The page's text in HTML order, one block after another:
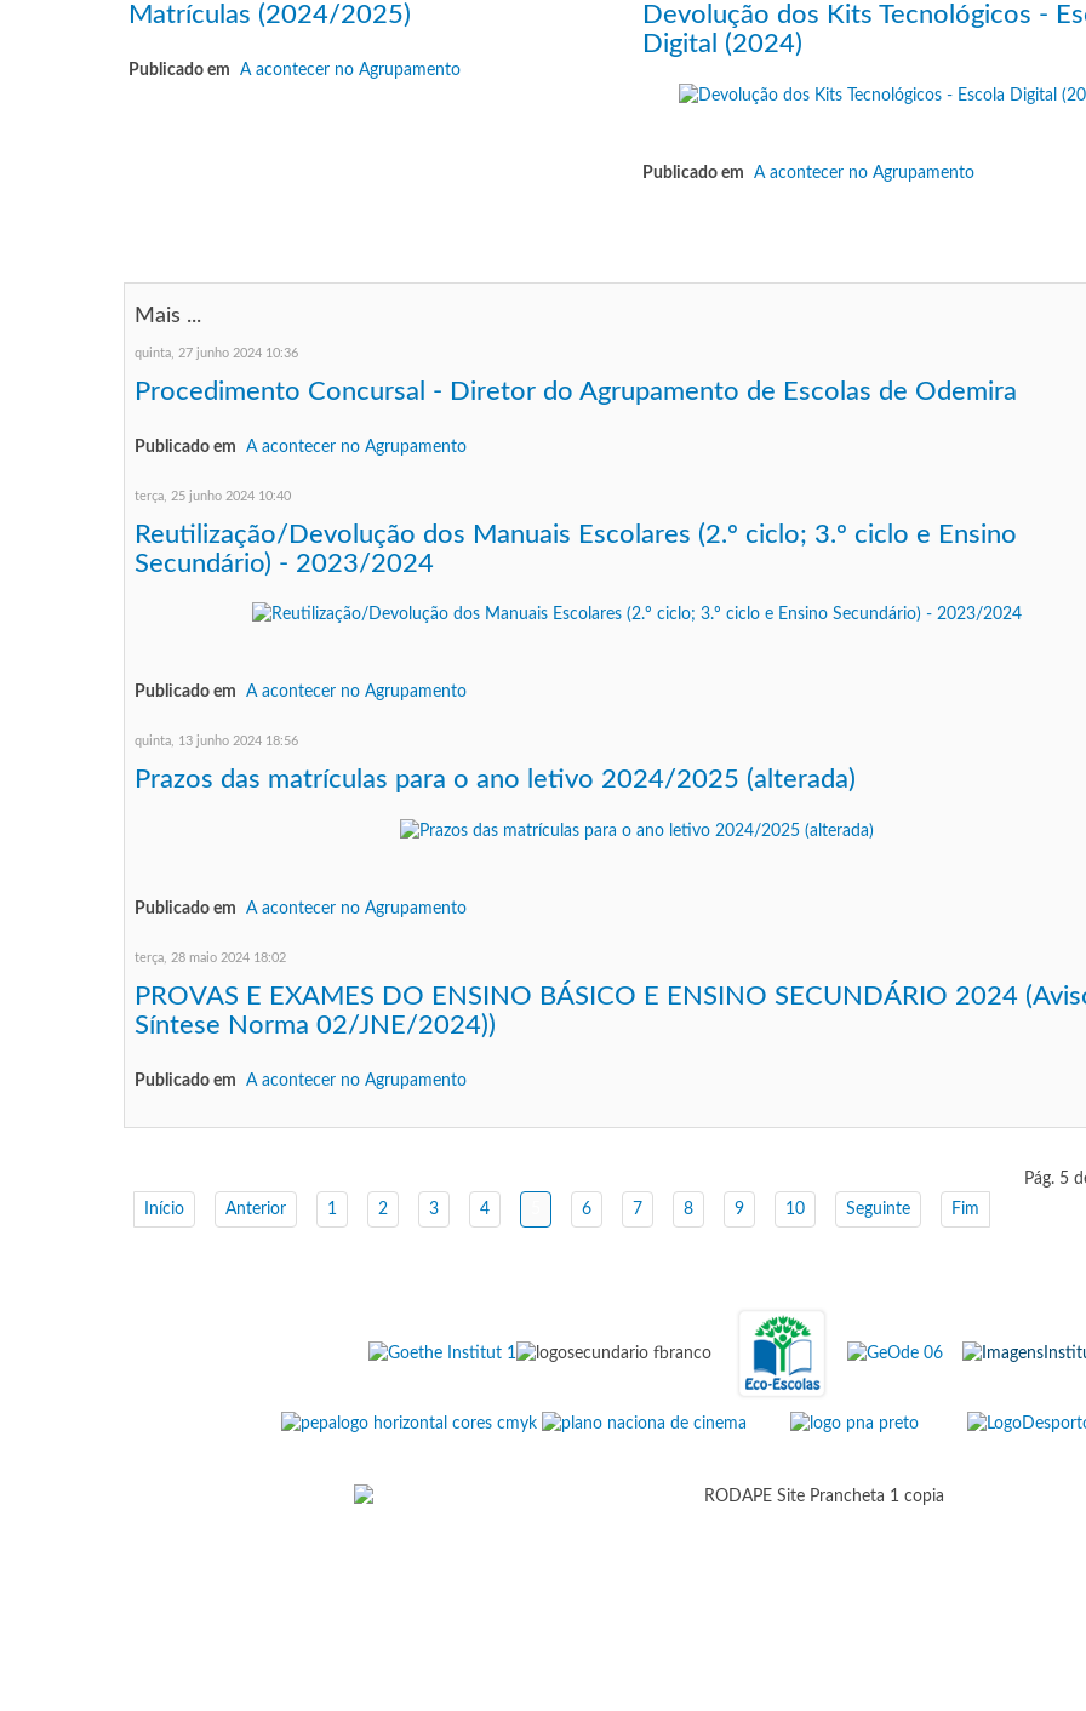
Matrículas (2024/2025)
Publicado em A acontecer no Agrupamento
Devolução dos Kits Tecnológicos -
Digital (2024)
Publicado em A acontecer no Agrupamento
Mais ...
quinta, 27 junho 2024 10:36
Procedimento Concursal - Diretor do Agrupamento de Escolas de Odemira
Publicado em A acontecer no Agrupamento
terça, 25 junho 2024 10:40
Reutilização/Devolução dos Manuais Escolares (2.º ciclo; 3.º ciclo e Ensino
Secundário) - 2023/2024
Publicado em A acontecer no Agrupamento
quinta, 13 junho 2024 18:56
Prazos das matrículas para o ano letivo 2024/2025 (alterada)
Publicado em A acontecer no Agrupamento
terça, 28 maio 2024 18:02
PROVAS E EXAMES DO ENSINO BÁSICO E ENSINO SECUNDÁRIO 2024
Síntese Norma 02/JNE/2024))
Publicado em A acontecer no Agrupamento
Início Anterior 1 2 3 4 6 7 8 9 10 Seguinte Fim
Pág. 5